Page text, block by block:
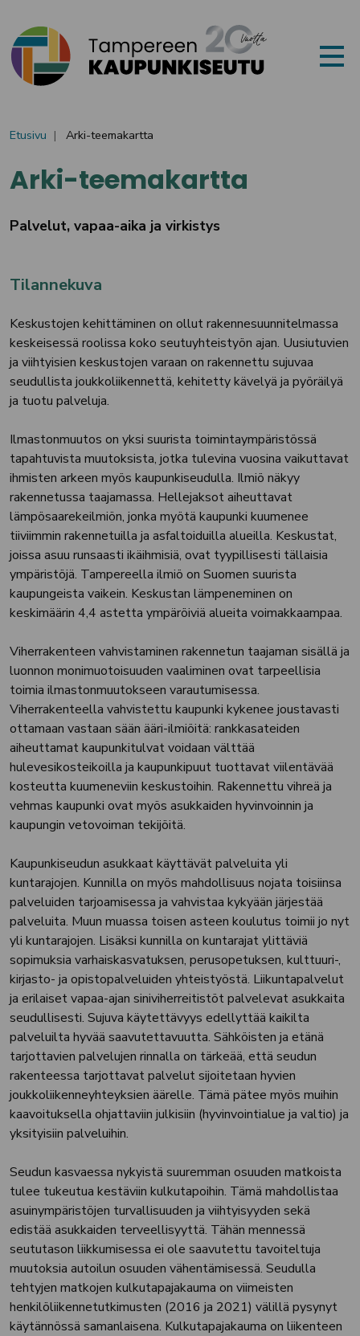
Etusivu Arki-teemakartta
Arki-teemakartta
Palvelut, vapaa-aika ja virkistys
Tilannekuva
Keskustojen kehittäminen on ollut rakennesuunnitelmassa
keskeisessä roolissa koko seutuyhteistyön ajan. Uusiutuvien
ja viihtyisien keskustojen varaan on rakennettu sujuvaa
seudullista joukkoliikennettä, kehitetty kävelyä ja pyöräilyä
ja tuotu palveluja.
Ilmastonmuutos on yksi suurista toimintaympäristössä
tapahtuvista muutoksista, jotka tulevina vuosina vaikuttavat
ihmisten arkeen myös kaupunkiseudulla. Ilmiö näkyy
rakennetussa taajamassa. Hellejaksot aiheuttavat
lämpösaarekeilmiön, jonka myötä kaupunki kuumenee
tiiviimmin rakennetuilla ja asfaltoiduilla alueilla. Keskustat,
joissa asuu runsaasti ikäihmisiä, ovat tyypillisesti tällaisia
ympäristöjä. Tampereella ilmiö on Suomen suurista
kaupungeista vaikein. Keskustan lämpeneminen on
keskimäärin 4,4 astetta ympäröiviä alueita voimakkaampaa.
Viherrakenteen vahvistaminen rakennetun taajaman sisällä ja
luonnon monimuotoisuuden vaaliminen ovat tarpeellisia
toimia ilmastonmuutokseen varautumisessa.
Viherrakenteella vahvistettu kaupunki kykenee joustavasti
ottamaan vastaan sään ääri-ilmiöitä: rankkasateiden
aiheuttamat kaupunkitulvat voidaan välttää
hulevesikosteikoilla ja kaupunkipuut tuottavat viilentävää
kosteutta kuumeneviin keskustoihin. Rakennettu vihreä ja
vehmas kaupunki ovat myös asukkaiden hyvinvoinnin ja
kaupungin vetovoiman tekijöitä.
Kaupunkiseudun asukkaat käyttävät palveluita yli
kuntarajojen. Kunnilla on myös mahdollisuus nojata toisiinsa
palveluiden tarjoamisessa ja vahvistaa kykyään järjestää
palveluita. Muun muassa toisen asteen koulutus toimii jo nyt
yli kuntarajojen. Lisäksi kunnilla on kuntarajat ylittäviä
sopimuksia varhaiskasvatuksen, perusopetuksen, kulttuuri-,
kirjasto- ja opistopalveluiden yhteistyöstä. Liikuntapalvelut
ja erilaiset vapaa-ajan siniviherreitistöt palvelevat asukkaita
seudullisesti. Sujuva käytettävyys edellyttää kaikilta
palveluilta hyvää saavutettavuutta. Sähköisten ja etänä
tarjottavien palvelujen rinnalla on tärkeää, että seudun
rakenteessa tarjottavat palvelut sijoitetaan hyvien
joukkoliikenneyhteyksien äärelle. Tämä pätee myös muihin
kaavoituksella ohjattaviin julkisiin (hyvinvointialue ja valtio) ja
yksityisiin palveluihin.
Seudun kasvaessa nykyistä suuremman osuuden matkoista
tulee tukeutua kestäviin kulkutapoihin. Tämä mahdollistaa
asuinympäristöjen turvallisuuden ja viihtyisyyden sekä
edistää asukkaiden terveellisyyttä. Tähän mennessä
seututason liikkumisessa ei ole saavutettu tavoiteltuja
muutoksia autoilun osuuden vähentämisessä. Seudulla
tehtyjen matkojen kulkutapajakauma on viimeisten
henkilöliikennetutkimusten (2016 ja 2021) välillä pysynyt
käytännössä samanlaisena. Kulkutapajakauma on liikenteen